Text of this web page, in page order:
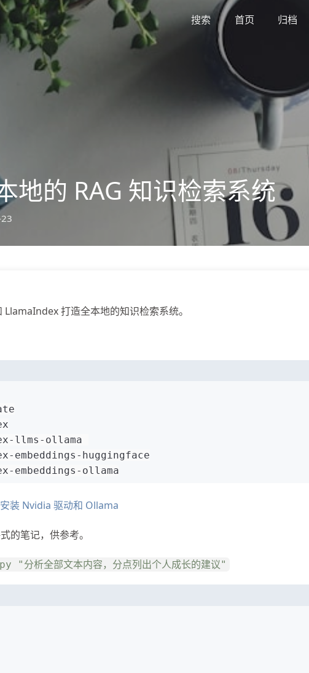
搜索 首页 归档
地的 RAG 知识检索系统
打造全本地的知识检索系统。
llms-ollama
huggingface
ollama
装 Nvidia 驱动和 Ollama
的笔记，供参考。
析全部文本内容，分点列出个人成长的建议"